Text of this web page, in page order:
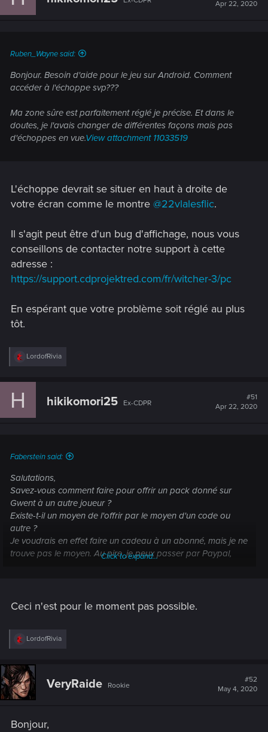
Apr 22, 2020
Ruben_Wayne said:
Bonjour. Besoin d'aide pour le jeu sur Android. Comment
accéder à l'échoppe svp???
Ma zone sûre est parfaitement réglé je précise. Et dans le
doutes, je l'avais changer de différentes façons mais pas
d'échoppes en vue.View attachment 11033519
L'échoppe devrait se situer en haut à droite de
votre écran comme le montre @22vlalesflic.
Il s'agit peut être d'un bug d'affichage, nous vous
conseillons de contacter notre support à cette
adresse :
https://support.cdprojektred.com/fr/witcher-3/pc
En espérant que votre problème soit réglé au plus
tôt.
R
c
LordofRivia
H hikikomori25 Ex-CDPR
#51
Apr 22, 2020
Faberstein said:
Salutations,
Savez-vous comment faire pour offrir un pack donné sur
Gwent à un autre joueur ?
Existe-t-il un moyen de l'offrir par le moyen d'un code ou
autre ?
Je voudrais en effet faire un cadeau à un abonné, mais je ne
trouve pas le moyen. Au pire, je peux passer par Paypal,
Click to expand...
Ceci n'est pour le moment pas possible.
R
c
t
i
o
:
LordofRivia
VeryRaide Rookie
#52
May 4, 2020
Bonjour,